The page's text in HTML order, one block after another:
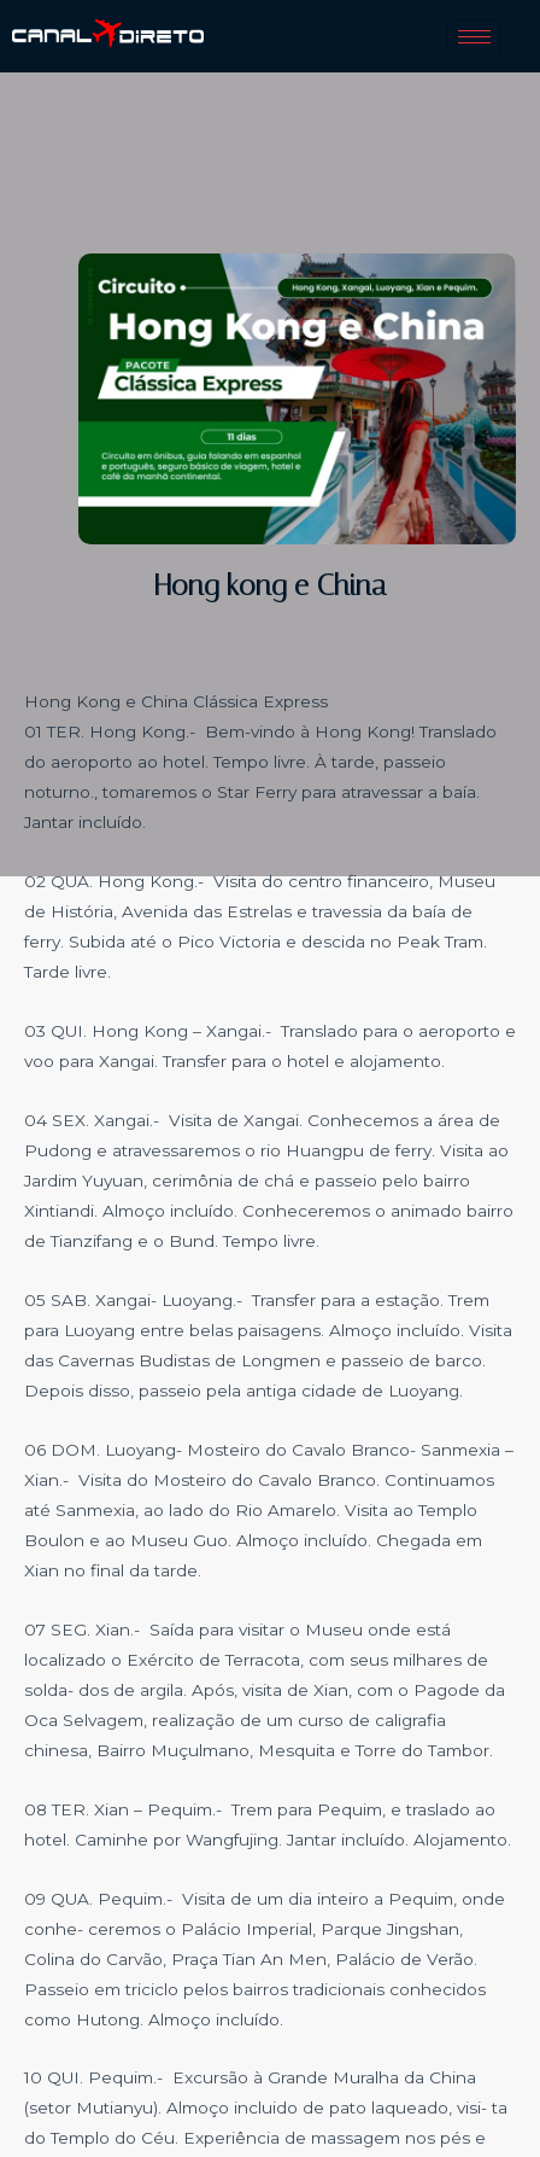
Hong kong e China
Hong Kong e China Clássica Express
01 TER. Hong Kong.- Bem-vindo à Hong Kong! Translado
do aeroporto ao hotel. Tempo livre. À tarde, passeio
noturno., tomaremos o Star Ferry para atravessar a baía.
Jantar incluído.
02 QUA. Hong Kong.- Visita do centro financeiro, Museu
de História, Avenida das Estrelas e travessia da baía de
ferry. Subida até o Pico Victoria e descida no Peak Tram.
Tarde livre.
03 QUI. Hong Kong – Xangai.- Translado para o aeroporto e
voo para Xangai. Transfer para o hotel e alojamento.
04 SEX. Xangai.- Visita de Xangai. Conhecemos a área de
Pudong e atravessaremos o rio Huangpu de ferry. Visita ao
Jardim Yuyuan, cerimônia de chá e passeio pelo bairro
Xintiandi. Almoço incluído. Conheceremos o animado bairro
de Tianzifang e o Bund. Tempo livre.
05 SAB. Xangai- Luoyang.- Transfer para a estação. Trem
para Luoyang entre belas paisagens. Almoço incluído. Visita
das Cavernas Budistas de Longmen e passeio de barco.
Depois disso, passeio pela antiga cidade de Luoyang.
06 DOM. Luoyang- Mosteiro do Cavalo Branco- Sanmexia –
Xian.- Visita do Mosteiro do Cavalo Branco. Continuamos
até Sanmexia, ao lado do Rio Amarelo. Visita ao Templo
Boulon e ao Museu Guo. Almoço incluído. Chegada em
Xian no final da tarde.
07 SEG. Xian.- Saída para visitar o Museu onde está
localizado o Exército de Terracota, com seus milhares de
solda- dos de argila. Após, visita de Xian, com o Pagode da
Oca Selvagem, realização de um curso de caligrafia
chinesa, Bairro Muçulmano, Mesquita e Torre do Tambor.
08 TER. Xian – Pequim.- Trem para Pequim, e traslado ao
hotel. Caminhe por Wangfujing. Jantar incluído. Alojamento.
09 QUA. Pequim.- Visita de um dia inteiro a Pequim, onde
conhe- ceremos o Palácio Imperial, Parque Jingshan,
Colina do Carvão, Praça Tian An Men, Palácio de Verão.
Passeio em triciclo pelos bairros tradicionais conhecidos
como Hutong. Almoço incluído.
10 QUI. Pequim.- Excursão à Grande Muralha da China
(setor Mutianyu). Almoço incluido de pato laqueado, visi- ta
do Templo do Céu. Experiência de massagem nos pés e